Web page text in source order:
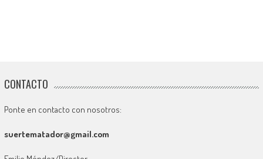
CONTACTO
Ponte en contacto con nosotros:
suertematador@gmail.com